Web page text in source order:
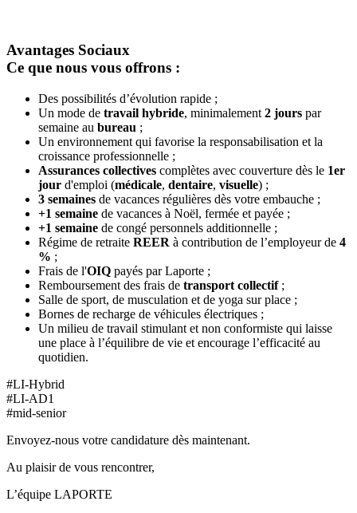
Avantages Sociaux
Ce que nous vous offrons :
Des possibilités d’évolution rapide ;
Un mode de travail hybride, minimalement 2 jours par
semaine au bureau ;
Un environnement qui favorise la responsabilisation et la
croissance professionnelle ;
Assurances collectives complètes avec couverture dès le 1er
jour d'emploi (médicale, dentaire, visuelle) ;
3 semaines de vacances régulières dès votre embauche ;
+1 semaine de vacances à Noël, fermée et payée ;
+1 semaine de congé personnels additionnelle ;
Régime de retraite REER à contribution de l’employeur de 4
% ;
Frais de l'OIQ payés par Laporte ;
Remboursement des frais de transport collectif;
Salle de sport, de musculation et de yoga sur place ;
Bornes de recharge de véhicules électriques ;
Un milieu de travail stimulant et non conformiste qui laisse
une place à l’équilibre de vie et encourage l’efficacité au
quotidien.
#LI-Hybrid
#LI-AD1
#mid-senior
Envoyez-nous votre candidature dès maintenant.
Au plaisir de vous rencontrer,
L’équipe LAPORTE